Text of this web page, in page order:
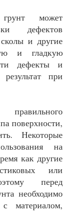
может
дефектов
и другие
и гладкую
дефекты и
при
поверхности,
Некоторые
на
как другие
или
перед
необходимо
материалом,